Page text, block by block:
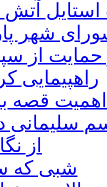
آتش
شهر
از
راهپیمایی
سلیمانی
از
شبی که